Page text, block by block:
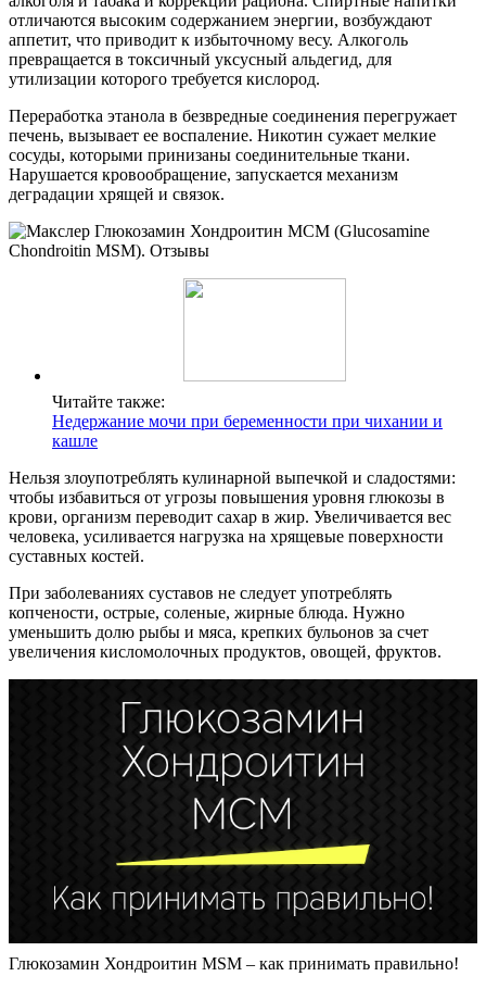
отличаются высоким содержанием энергии, возбуждают
аппетит, что приводит к избыточному весу. Алкоголь
превращается в токсичный уксусный альдегид, для
утилизации которого требуется кислород.
Переработка этанола в безвредные соединения перегружает
печень, вызывает ее воспаление. Никотин сужает мелкие
сосуды, которыми принизаны соединительные ткани.
Нарушается кровообращение, запускается механизм
деградации хрящей и связок.
Читайте также:
Недержание мочи при беременности при чихании и
кашле
Нельзя злоупотреблять кулинарной выпечкой и сладостями:
чтобы избавиться от угрозы повышения уровня глюкозы в
крови, организм переводит сахар в жир. Увеличивается вес
человека, усиливается нагрузка на хрящевые поверхности
суставных костей.
При заболеваниях суставов не следует употреблять
копчености, острые, соленые, жирные блюда. Нужно
уменьшить долю рыбы и мяса, крепких бульонов за счет
увеличения кисломолочных продуктов, овощей, фруктов.
Глюкозамин Хондроитин MSM – как принимать правильно!